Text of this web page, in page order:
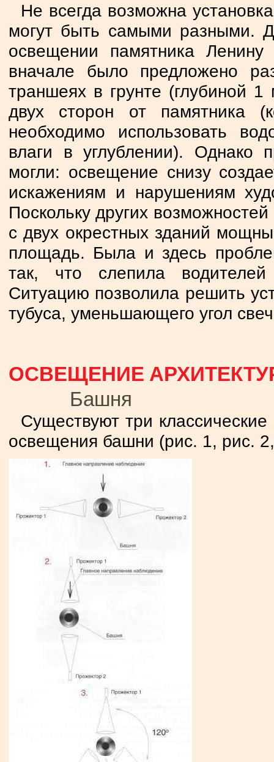
Не всегда возможна
могут быть самыми разными.
освещении памятника Ленину
вначале было предложено
траншеях в грунте (глубиной
двух сторон от памятника
необходимо использовать
влаги в углублении). Однако
могли: освещение снизу
искажениям и нарушениям
Поскольку других
с двух окрестных зданий
площадь. Была и здесь
так, что слепила
Ситуацию позволила решить
тубуса, уменьшающего угол
ОСВЕЩЕНИЕ
Башня
Существуют три
освещения башни (рис. 1, рис.